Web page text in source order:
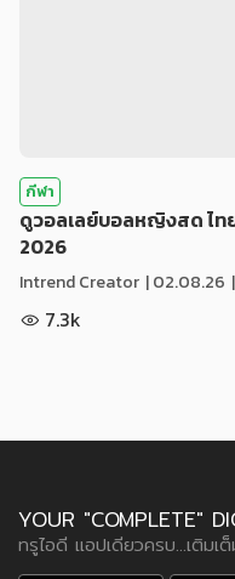
กีฬา
ดูวอลเลย์บอลหญิงสด ไท
2026
Intrend Creator |02.08.26
7.3k
YOUR "COMPLETE"
ทรูไอดี แอปเดียวครบ...เติมเ